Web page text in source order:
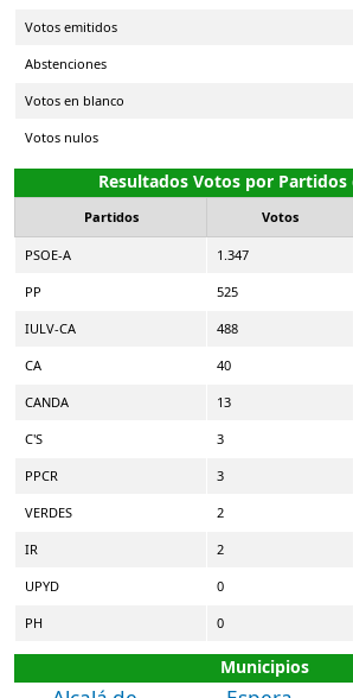
Votos emitidos
Abstenciones
Votos en blanco
Votos nulos
Resultados Votos por Partidos
Partidos Votos
PSOE-A 1.347
PP 525
IULV-CA 488
CA 40
CANDA 13
C'S 3
PPCR 3
VERDES 2
IR 2
UPYD 0
PH 0
Municipios